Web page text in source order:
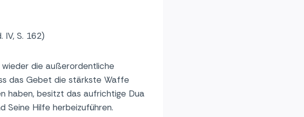
IV, S. 162)
die außerordentliche
das Gebet die stärkste Waffe
haben, besitzt das aufrichtige Dua
Seine Hilfe herbeizuführen.